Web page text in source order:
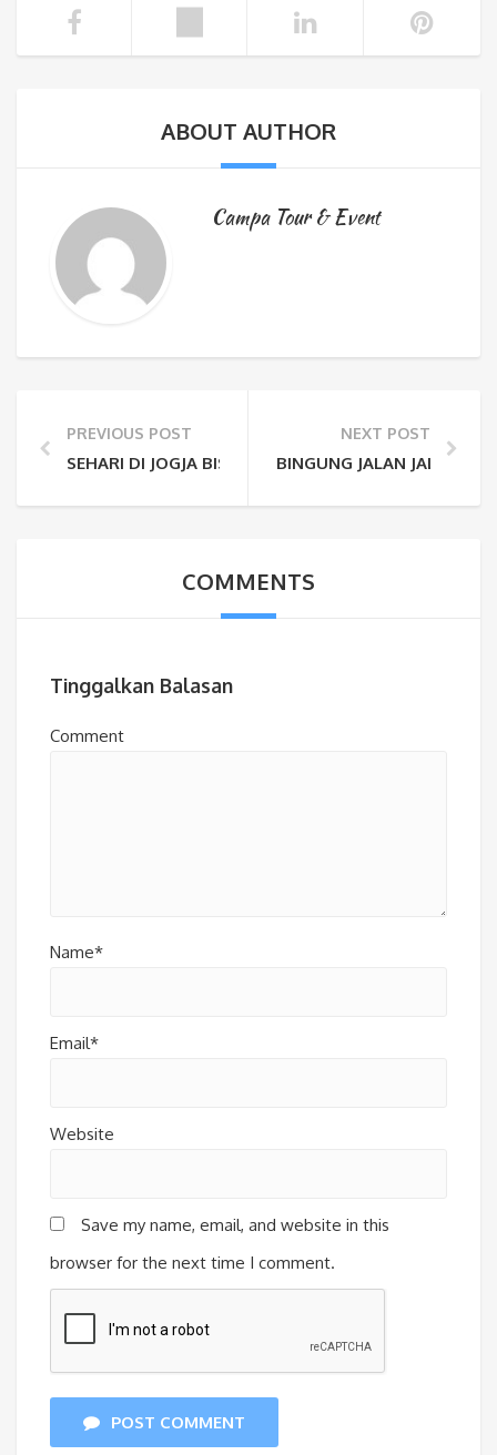
ABOUT AUTHOR
Campa Tour & Event
PREVIOUS POST
SEHARI DI JOGJA BISA KEMANA SAJA YA? 5
NEXT POST
BINGUNG JALAN JALAN KE
COMMENTS
Tinggalkan Balasan
Comment
Name*
Email*
Website
Save my name, email, and website in this
browser for the next time I comment.
POST COMMENT